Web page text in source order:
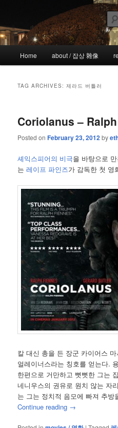
primary
content
secondary
content!wicked
the more I see the less I know
Home about / 잡상 雜像
TAG ARCHIVES:제라드 버틀러
Coriolanus –
Posted onFebruary 23, 2012by
셰익스피어의 비극을 바탕으로
는레이프 파인즈가 감독한 첫 영
칼 대신 총을 든 장군 카이어스
얼레이너스라는 칭호를 얻는다.
한편으로 거만하고 뻣뻣한 그는
네니우스의 권유로 원치 않는 자
는 그는 정치적 음모에 빠져 추방
Continue reading →